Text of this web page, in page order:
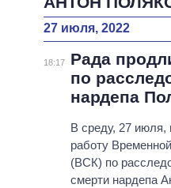
ЛЕНТА
СОБЫТИЯ
СТАТЬИ
МНЕНИЯ
ОБЗОРЫ
ДАЙДЖЕСТЫ
ВСЕ ПОЛИТИКИ
ПРЕЗИДЕНТ И
ВЕРХОВНАЯ РАДА
КАБИНЕТ
27 июля, 2022
18:17
Рада
по
нардепа
В среду, 27 июля,
работу
(ВСК) по
смерти нардепа